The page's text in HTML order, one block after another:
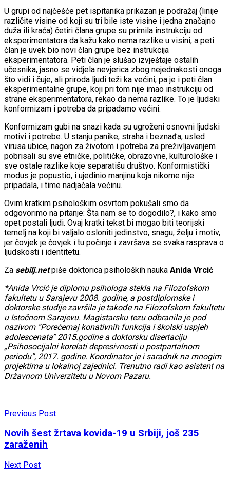
U grupi od najčešće pet ispitanika prikazan je podražaj (linije
različite visine od koji su tri bile iste visine i jedna značajno
duža ili kraća) četiri člana grupe su primila instrukciju od
eksperimentatora da kažu kako nema razlike u visini, a peti
član je uvek bio novi član grupe bez instrukcija
eksperimentatora. Peti član je slušao izvještaje ostalih
učesnika, jasno se vidjela nevjerica zbog nejednakosti onoga
što vidi i čuje, ali priroda ljudi teži ka većini, pa je i peti član
eksperimentalne grupe, koji pri tom nije imao instrukciju od
strane eksperimentatora, rekao da nema razlike. To je ljudski
konformizam i potreba da pripadamo većini.
Konformizam gubi na snazi kada su ugroženi osnovni ljudski
motivi i potrebe. U stanju panike, straha i beznađa, usled
virusa ubice, nagon za životom i potreba za preživljavanjem
pobrisali su sve etničke, političke, obrazovne, kulturološke i
sve ostale razlike koje separatišu društvo. Konformistički
modus je popustio, i ujedinio manjinu koja nikome nije
pripadala, i time nadjačala većinu.
Ovim kratkim psihološkim osvrtom pokušali smo da
odgovorimo na pitanje: Šta nam se to dogodilo?, i kako smo
opet postali ljudi. Ovaj kratki tekst bi mogao biti teorijski
temelj na koji bi valjalo osloniti jedinstvo, snagu, želju i motiv,
jer čovjek je čovjek i tu počinje i završava se svaka rasprava o
ljudskosti i identitetu.
Za sebilj.net piše doktorica psiholoških nauka Anida Vrcić
*Anida Vrcić je diplomu psihologa stekla na Filozofskom
fakultetu u Sarajevu 2008. godine, a postdiplomske i
doktorske studije završila je takođe na Filozofskom fakultetu
u Istočnom Sarajevu. Magistarsku tezu odbranila je pod
nazivom “Porećemaj konativnih funkcija i školski uspjeh
adolescenata” 2015.godine a doktorsku disertaciju
„Psihosocijalni korelati depresivnosti u postpartalnom
periodu”, 2017. godine. Koordinator je i saradnik na mnogim
projektima u lokalnoj zajednici. Trenutno radi kao asistent na
Državnom Univerzitetu u Novom Pazaru.
Previous Post
Novih šest žrtava kovida-19 u Srbiji, još 235
zaraženih
Next Post